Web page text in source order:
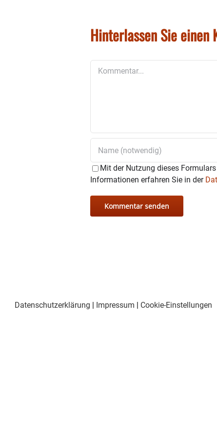
Hinterlassen Sie einen
Mit der Nutzung dieses
Informationen erfahren Sie in der
Datenschutzerklärung | Impressum | Cookie-Einstellungen